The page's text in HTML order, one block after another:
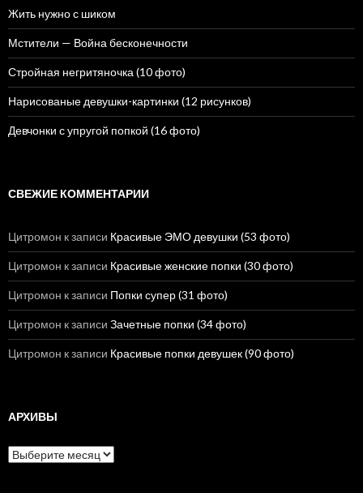
Жить нужно с шиком
Мстители — Война бесконечности
Стройная негритяночка (10 фото)
Нарисованые девушки-картинки (12 рисунков)
Девчонки с упругой попкой (16 фото)
СВЕЖИЕ КОММЕНТАРИИ
Цитромон к записи Красивые ЭМО девушки (53 фото)
Цитромон к записи Красивые женские попки (30 фото)
Цитромон к записи Попки супер (31 фото)
Цитромон к записи Зачетные попки (34 фото)
Цитромон к записи Красивые попки девушек (90 фото)
АРХИВЫ
А
р